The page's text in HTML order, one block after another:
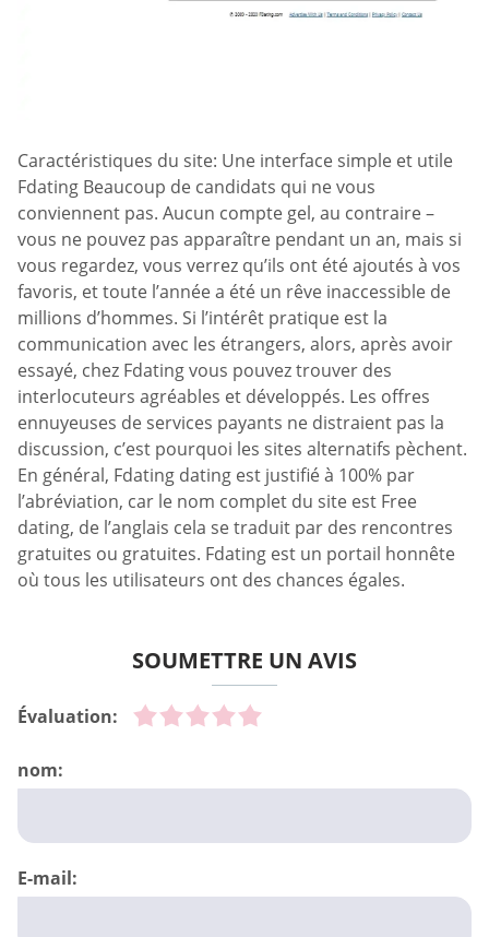
Caractéristiques du site: Une interface simple et utile
Fdating Beaucoup de candidats qui ne vous
conviennent pas. Aucun compte gel, au contraire –
vous ne pouvez pas apparaître pendant un an, mais si
vous regardez, vous verrez qu’ils ont été ajoutés à vos
favoris, et toute l’année a été un rêve inaccessible de
millions d’hommes. Si l’intérêt pratique est la
communication avec les étrangers, alors, après avoir
essayé, chez Fdating vous pouvez trouver des
interlocuteurs agréables et développés. Les offres
ennuyeuses de services payants ne distraient pas la
discussion, c’est pourquoi les sites alternatifs pèchent.
En général, Fdating dating est justifié à 100% par
l’abréviation, car le nom complet du site est Free
dating, de l’anglais cela se traduit par des rencontres
gratuites ou gratuites. Fdating est un portail honnête
où tous les utilisateurs ont des chances égales.
SOUMETTRE UN AVIS
Évaluation:
nom:
E-mail: